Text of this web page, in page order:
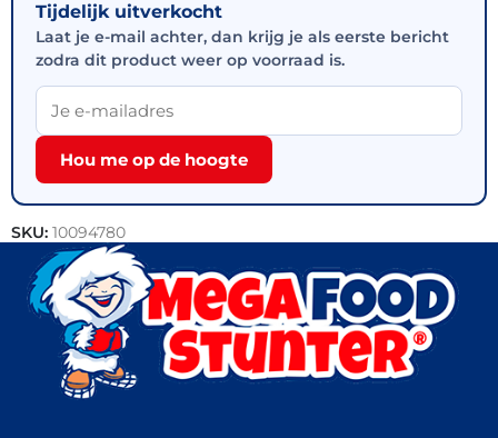
Tijdelijk uitverkocht
Laat je e-mail achter, dan krijg je als eerste bericht
zodra dit product weer op voorraad is.
Hou me op de hoogte
SKU: 10094780
Categorieën:Actie